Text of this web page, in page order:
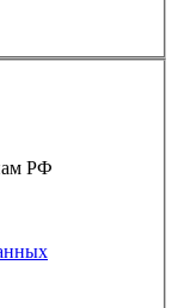
РФ